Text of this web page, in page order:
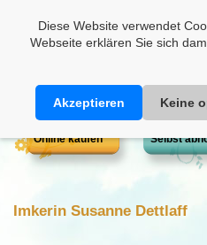
Diese Website verwendet
Webseite erklären Sie sich
Akzeptieren
Keine
Online kaufen Selbst
Imkerin Susanne Dettlaff